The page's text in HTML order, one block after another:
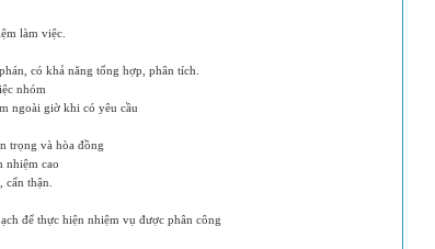
làm việc.
có khả năng tổng hợp, phân tích.
nhóm
ngoài giờ khi có yêu cầu
trọng và hòa đồng
nhiệm cao
thận.
để thực hiện nhiệm vụ được phân công